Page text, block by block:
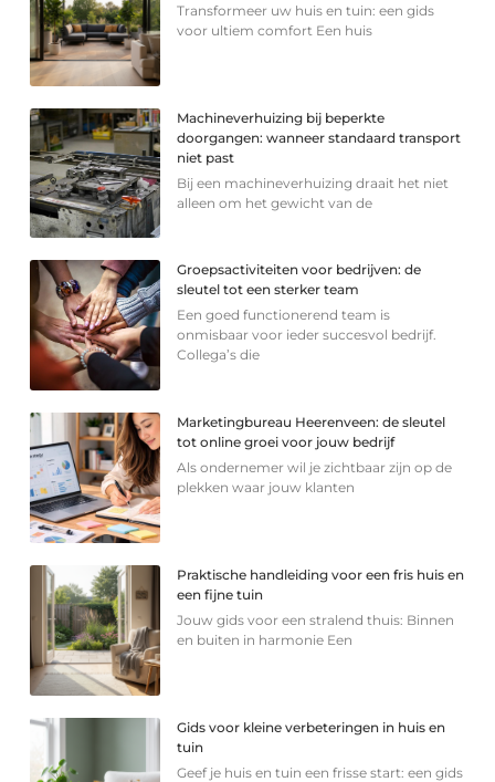
Transformeer uw huis en tuin: een gids
voor ultiem comfort Een huis
Machineverhuizing bij beperkte
doorgangen: wanneer standaard transport
niet past
Bij een machineverhuizing draait het niet
alleen om het gewicht van de
Groepsactiviteiten voor bedrijven: de
sleutel tot een sterker team
Een goed functionerend team is
onmisbaar voor ieder succesvol bedrijf.
Collega’s die
Marketingbureau Heerenveen: de sleutel
tot online groei voor jouw bedrijf
Als ondernemer wil je zichtbaar zijn op de
plekken waar jouw klanten
Praktische handleiding voor een fris huis en
een fijne tuin
Jouw gids voor een stralend thuis: Binnen
en buiten in harmonie Een
Gids voor kleine verbeteringen in huis en
tuin
Geef je huis en tuin een frisse start: een gids